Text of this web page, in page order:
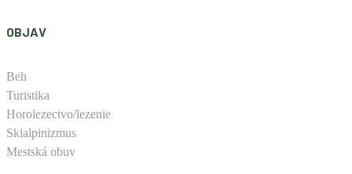
OBJAV
Beh
Turistika
Horolezectvo/lezenie
Skialpinizmus
Mestská obuv